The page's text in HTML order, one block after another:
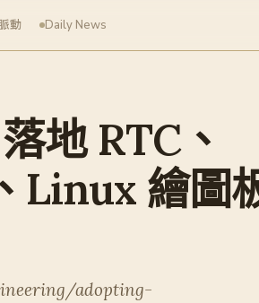
動 Daily News
地 RTC、
Linux 繪圖
adopting-